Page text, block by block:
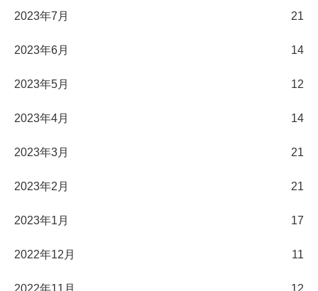
2023年7月 21
2023年6月 14
2023年5月 12
2023年4月 14
2023年3月 21
2023年2月 21
2023年1月 17
2022年12月 11
2022年11月 12